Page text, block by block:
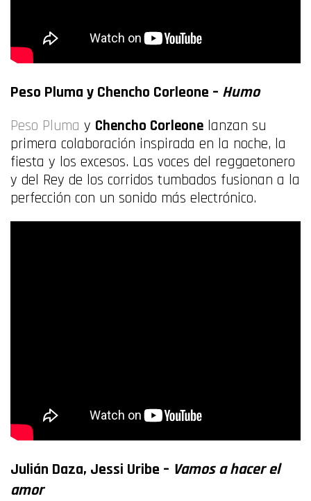
Peso Pluma y Chencho Corleone – Humo
Peso Pluma y Chencho Corleone lanzan su
primera colaboración inspirada en la noche, la
fiesta y los excesos. Las voces del reggaetonero
y del Rey de los corridos tumbados fusionan a la
perfección con un sonido más electrónico.
Julián Daza, Jessi Uribe – Vamos a hacer el
amor